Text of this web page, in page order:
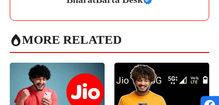
MORE RELATED